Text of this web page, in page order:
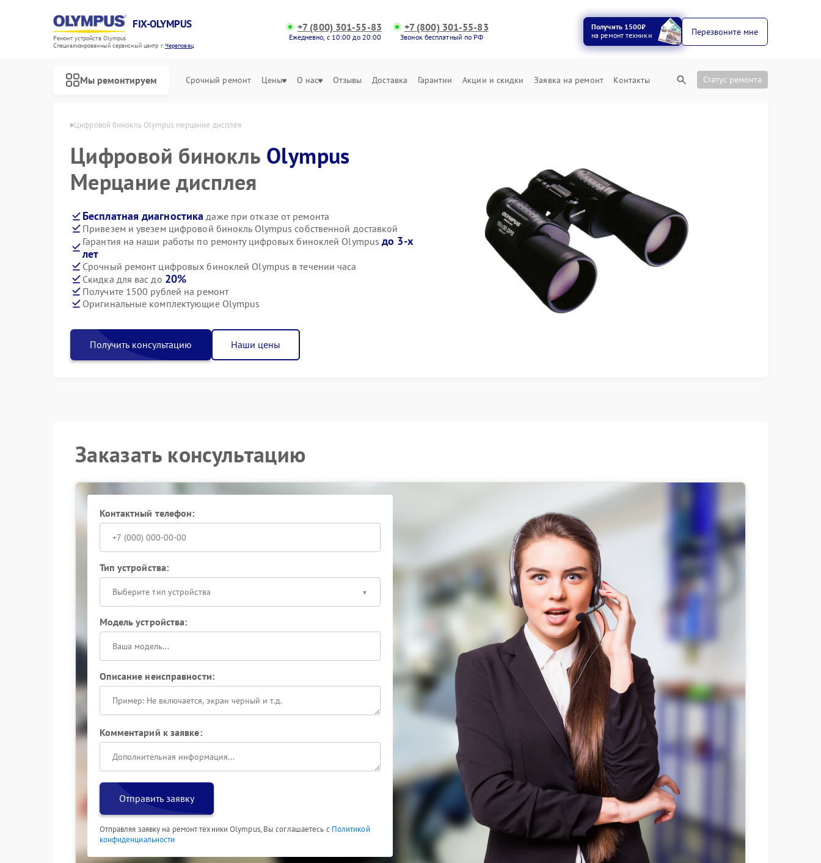
FIX-OLYMPUS
Ремонт устройств Olympus
Специализированный cервисный центр г.Череповец
+7 (800) 301-55-83
Ежедневно, с 10:00 до 20:00
+7 (800) 301-55-83
Звонок бесплатный по РФ
Получить 1500₽
на ремонт техники
Перезвоните мне
Мы ремонтируем Срочный ремонт Цены О нас Отзывы Доставка Гарантии Акции и скидки Заявка на ремонт Контакты Статус ремонта
в Череповце Цифровой бинокль Olympus мерцание дисплея
Цифровой бинокль Olympus
Мерцание дисплея
Бесплатная диагностика даже при отказе от ремонта
Привезем и увезем цифровой бинокль Olympus собственной доставкой
Гарантия на наши работы по ремонту цифровых биноклей Olympusдо 3-х
лет
Срочный ремонт цифровых биноклей Olympus в течении часа
Скидка для вас до 20%
Получите 1500 рублей на ремонт
Оригинальные комплектующие Olympus
Получить консультацию Наши цены
Заказать консультацию
Контактный телефон:
Тип устройства:
Выберите тип устройства
Модель устройства:
Описание неисправности:
Комментарий к заявке:
Отправить заявку
Отправляя заявку на ремонт техники Olympus, Вы соглашаетесь с Политикой
конфиденциальности